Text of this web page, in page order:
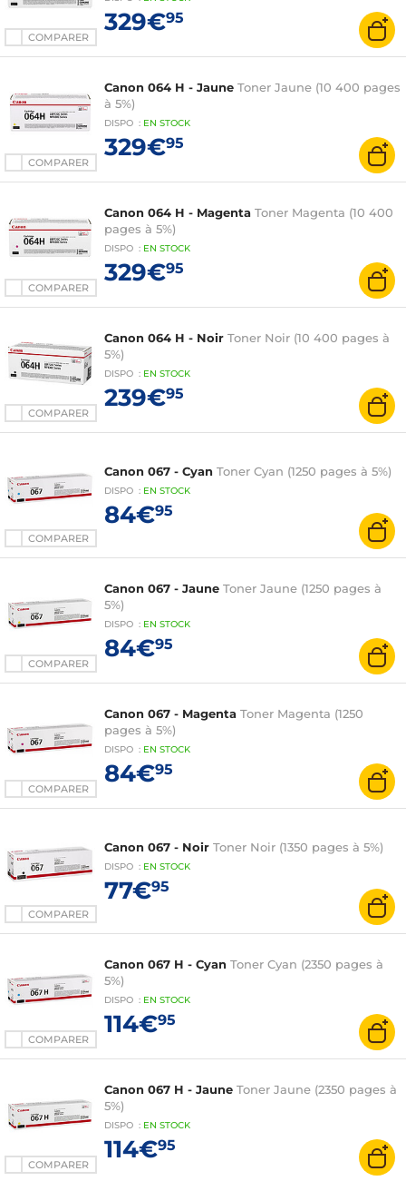
COMPARER
329€95
COMPARER
Canon 064 H - Jaune Toner Jaune (10 400 pages
à 5%)
DISPO : EN STOCK
329€95
COMPARER
Canon 064 H - Magenta Toner Magenta (10 400
pages à 5%)
DISPO : EN STOCK
329€95
COMPARER
Canon 064 H - Noir Toner Noir (10 400 pages à
5%)
DISPO : EN STOCK
239€95
COMPARER
Canon 067 - Cyan Toner Cyan (1250 pages à 5%)
DISPO : EN STOCK
84€95
COMPARER
Canon 067 - Jaune Toner Jaune (1250 pages à
5%)
DISPO : EN STOCK
84€95
COMPARER
Canon 067 - Magenta Toner Magenta (1250
pages à 5%)
DISPO : EN STOCK
84€95
COMPARER
Canon 067 - Noir Toner Noir (1350 pages à 5%)
DISPO : EN STOCK
77€95
COMPARER
Canon 067 H - Cyan Toner Cyan (2350 pages à
5%)
DISPO : EN STOCK
114€95
COMPARER
Canon 067 H - Jaune Toner Jaune (2350 pages à
5%)
DISPO : EN STOCK
114€95